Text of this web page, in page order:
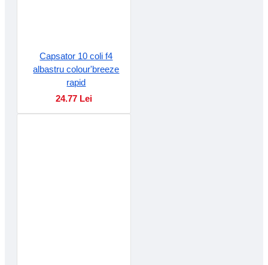
Capsator 10 coli f4
albastru colour'breeze
rapid
24.77 Lei